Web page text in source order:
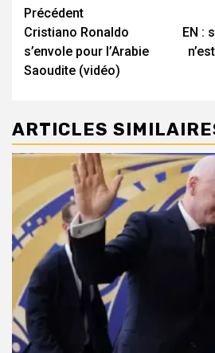
Navigation
d’article
Précédent
Cristiano Ronaldo
s’envole pour l’Arabie
Saoudite (vidéo)
EN :
ARTICLES